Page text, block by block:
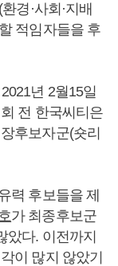
경·사회·지배
적임자들을 후
년 2월15일
전 한국씨티은
후보자군(숏리
력 후보들을 제
가 최종후보군
았다. 이전까지
이 많지 않았기